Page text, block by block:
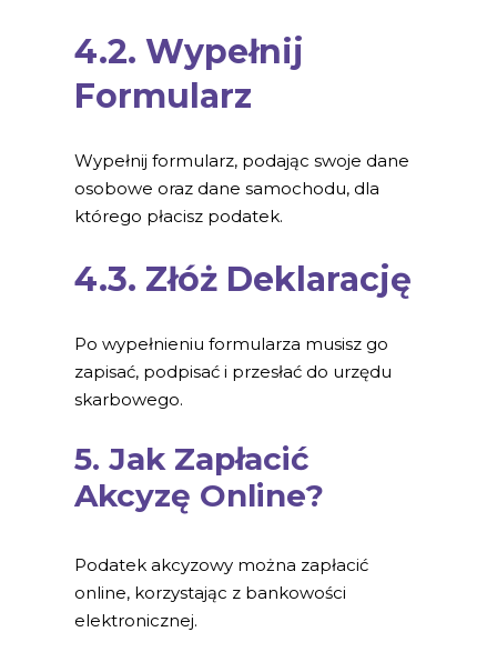
4.2. Wypełnij
Formularz
Wypełnij formularz, podając swoje dane
osobowe oraz dane samochodu, dla
którego płacisz podatek.
4.3. Złóż Deklarację
Po wypełnieniu formularza musisz go
zapisać, podpisać i przesłać do urzędu
skarbowego.
5. Jak Zapłacić
Akcyzę Online?
Podatek akcyzowy można zapłacić
online, korzystając z bankowości
elektronicznej.